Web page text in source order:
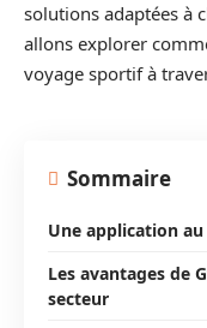
solutions adaptées à
allons explorer
voyage sportif à
Sommaire
Une application
Les avantages de
secteur